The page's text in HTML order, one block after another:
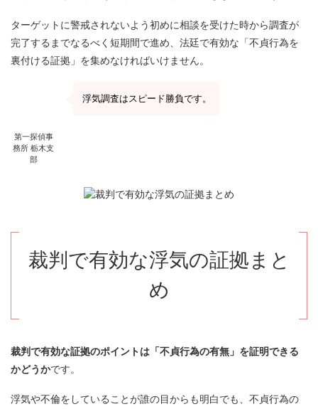
ターゲットに警戒されないよう初めに相談を受けた時から調査が
完了するまでなるべく短期間で進め、法廷で有効な「不貞行為を
裏付ける証拠」を集めなければいけません。
第一探偵事
務所 栃木支
部
浮気調査はスピード勝負です。
裁判で有効な浮気の証拠まと
め
裁判で有効な証拠のポイントは「不貞行為の有無」を証明できる
かどうかです。
浮気や不倫をしていることが誰の目からも明白でも、不貞行為の